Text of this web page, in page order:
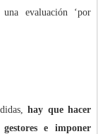
evaluación ‘por
hay que hacer
e imponer